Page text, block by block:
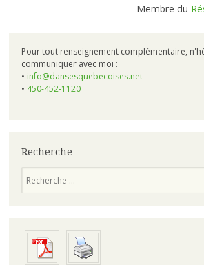
Membre du
Pour tout renseignement complémentaire,
communiquer avec moi :
• info@dansesquebecoises.net
• 450-452-1120
Recherche